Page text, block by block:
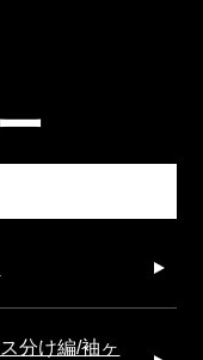
分け編/袖ヶ